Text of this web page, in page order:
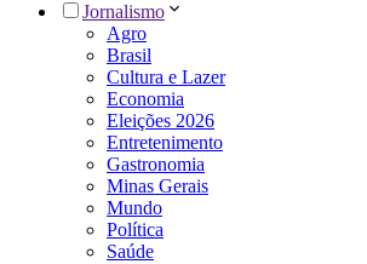
Jornalismo
Agro
Brasil
Cultura e Lazer
Economia
Eleições 2026
Entretenimento
Gastronomia
Minas Gerais
Mundo
Política
Saúde